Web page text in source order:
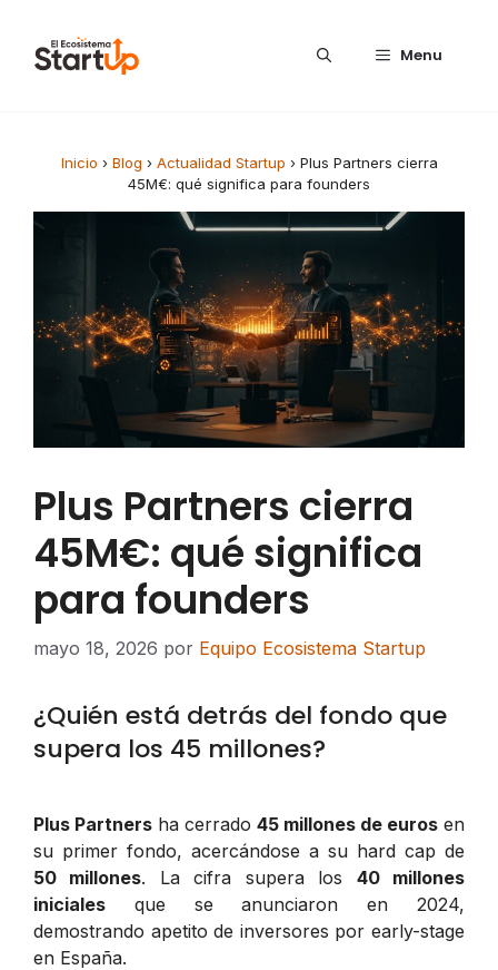
Menu
Inicio › Blog › Actualidad Startup › Plus Partners cierra
45M€: qué significa para founders
Plus Partners cierra
45M€: qué significa
para founders
mayo 18, 2026 por Equipo Ecosistema Startup
¿Quién está detrás del fondo que
supera los 45 millones?
Plus Partners ha cerrado 45 millones de euros en
su primer fondo, acercándose a su hard cap de
50 millones. La cifra supera los 40 millones
iniciales que se anunciaron en 2024,
demostrando apetito de inversores por early-stage
en España.